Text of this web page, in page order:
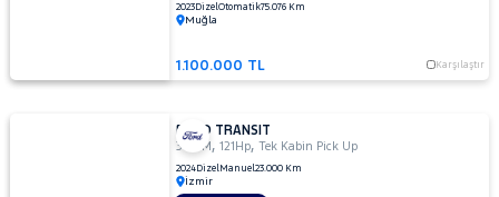
2023DizelOtomatik75.076 Km
Muğla
1.100.000 TL Karşılaştır
FORD TRANSIT
350 M ,121Hp,Tek Kabin Pick Up
2024DizelManuel23.000 Km
İzmir